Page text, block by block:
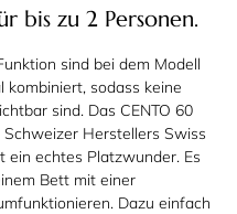
bis zu 2 Personen.
sind bei dem Modell
kombiniert, sodass keine
sind. Das CENTO 60
Schweizer Herstellers Swiss
ein echtes Platzwunder. Es
Bett mit einer
Dazu einfach